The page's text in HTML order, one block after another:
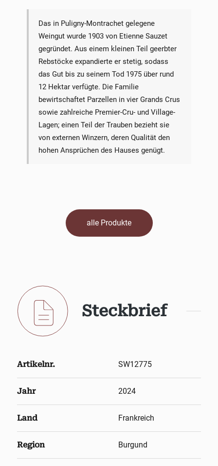
Das in Puligny-Montrachet gelegene
Weingut wurde 1903 von Etienne Sauzet
gegründet. Aus einem kleinen Teil geerbter
Rebstöcke expandierte er stetig, sodass
das Gut bis zu seinem Tod 1975 über rund
12 Hektar verfügte. Die Familie
bewirtschaftet Parzellen in vier Grands Crus
sowie zahlreiche Premier-Cru- und Village-
Lagen; einen Teil der Trauben bezieht sie
von externen Winzern, deren Qualität den
hohen Ansprüchen des Hauses genügt.
alle Produkte
Steckbrief
Artikelnr. SW12775
Jahr 2024
Land Frankreich
Region Burgund